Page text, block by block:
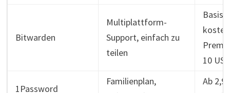
Bitwarden
Multiplattform-
Support, einfach zu
teilen
10
1Password
Familienplan,
Ab 2,99